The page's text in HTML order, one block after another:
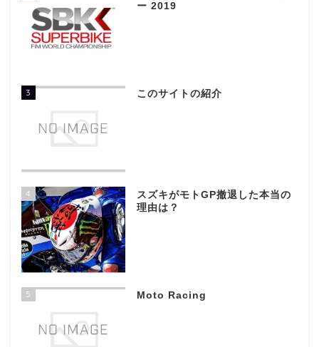
ー 2019
3 このサイトの紹介
4
スズキがモトGP撤退した本当の
理由は？
5 Moto Racing